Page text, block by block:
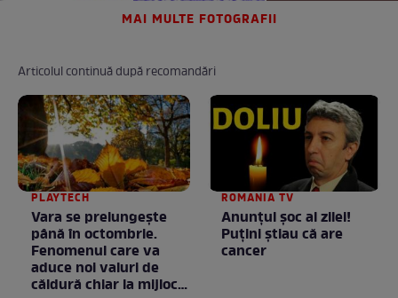
MAI MULTE FOTOGRAFII
Articolul continuă după recomandări
PLAYTECH
Vara se prelungeşte
până în octombrie.
Fenomenul care va
aduce noi valuri de
căldură chiar la mijlocul
ROMANIA TV
Anunţul şoc al zilei!
Puţini ştiau că are
cancer